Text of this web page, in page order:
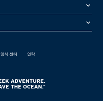
keyboard_arrow_down
keyboard_arrow_down
양식 센터 연락